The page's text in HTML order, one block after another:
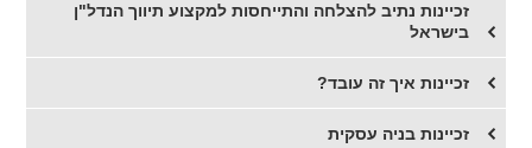
זכיינות נתיב להצלחה והתייחסות למקצוע תיווך הנדל"ן
בישראל
זכיינות איך זה עובד?
זכיינות בניה עסקית